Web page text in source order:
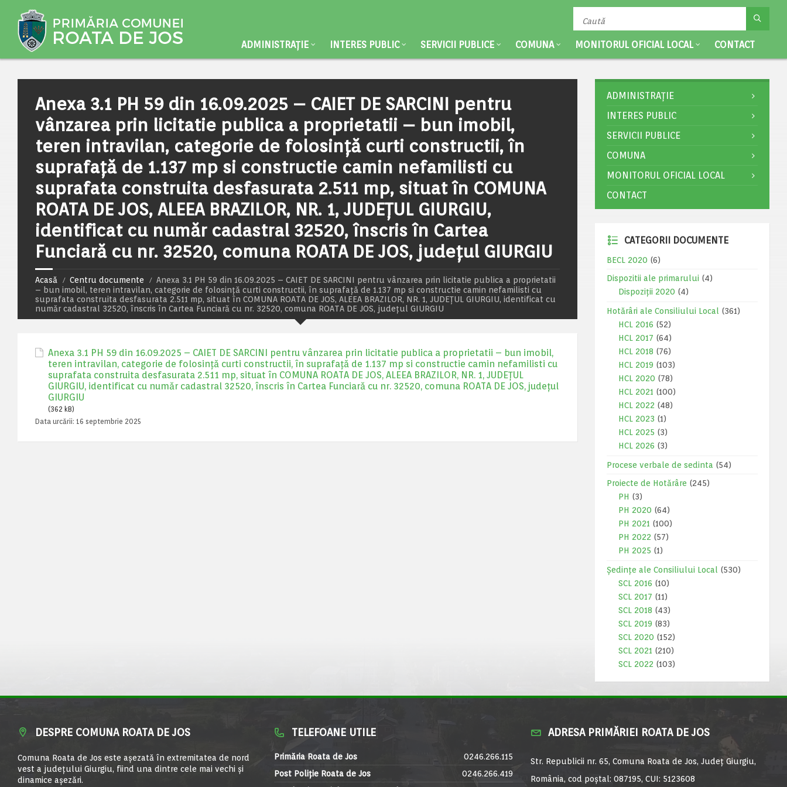
ADMINISTRAȚIE INTERES PUBLIC SERVICII PUBLICE COMUNA MONITORUL OFICIAL LOCAL CONTACT
Anexa 3.1 PH 59 din 16.09.2025 – CAIET DE SARCINI pentru
vânzarea prin licitatie publica a proprietatii – bun imobil,
teren intravilan, categorie de folosință curti constructii, în
suprafață de 1.137 mp si constructie camin nefamilisti cu
suprafata construita desfasurata 2.511 mp, situat în COMUNA
ROATA DE JOS, ALEEA BRAZILOR, NR. 1, JUDEȚUL GIURGIU,
identificat cu număr cadastral 32520, înscris în Cartea
Funciară cu nr. 32520, comuna ROATA DE JOS, județul GIURGIU
Acasă Centru documente
Anexa 3.1 PH 59 din 16.09.2025 – CAIET DE SARCINI pentru vânzarea prin licitatie publica a proprietatii
– bun imobil, teren intravilan, categorie de folosință curti constructii, în suprafață de 1.137 mp si constructie camin nefamilisti cu
suprafata construita desfasurata 2.511 mp, situat în COMUNA ROATA DE JOS, ALEEA BRAZILOR, NR. 1, JUDEȚUL GIURGIU, identificat cu
număr cadastral 32520, înscris în Cartea Funciară cu nr. 32520, comuna ROATA DE JOS, județul GIURGIU
Anexa 3.1 PH 59 din 16.09.2025 – CAIET DE SARCINI pentru vânzarea prin licitatie publica a proprietatii – bun imobil,
teren intravilan, categorie de folosință curti constructii, în suprafață de 1.137 mp si constructie camin nefamilisti cu
suprafata construita desfasurata 2.511 mp, situat în COMUNA ROATA DE JOS, ALEEA BRAZILOR, NR. 1, JUDEȚUL
GIURGIU, identificat cu număr cadastral 32520, înscris în Cartea Funciară cu nr. 32520, comuna ROATA DE JOS, județul
GIURGIU
(362 kB)
Data urcării: 16 septembrie 2025
ADMINISTRAȚIE
INTERES PUBLIC
SERVICII PUBLICE
COMUNA
MONITORUL OFICIAL LOCAL
CONTACT
CATEGORII DOCUMENTE
BECL 2020 (6)
Dispozitii ale primarului (4)
Dispoziții 2020 (4)
Hotărâri ale Consiliului Local
(361)
HCL 2016 (52)
HCL 2017 (64)
HCL 2018 (76)
HCL 2019 (103)
HCL 2020 (78)
HCL 2021 (100)
HCL 2022 (48)
HCL 2023 (1)
HCL 2025 (3)
HCL 2026 (3)
Procese verbale de sedinta (54)
Proiecte de Hotărâre (245)
PH (3)
PH 2020 (64)
PH 2021 (100)
PH 2022 (57)
PH 2025 (1)
Ședințe ale Consiliului Local
(530)
SCL 2016 (10)
SCL 2017 (11)
SCL 2018 (43)
SCL 2019 (83)
SCL 2020 (152)
SCL 2021 (210)
SCL 2022 (103)
DESPRE COMUNA ROATA DE JOS
Comuna Roata de Jos este aşezată în extremitatea de nord
vest a judeţului Giurgiu, fiind una dintre cele mai vechi şi
dinamice aşezări.
TELEFOANE UTILE
Primăria Roata de Jos
0246.266.115
Post Poliție Roata de Jos
0246.266.419
ADRESA PRIMĂRIEI ROATA DE JOS
Str. Republicii nr. 65, Comuna Roata de Jos, Județ Giurgiu,
România, cod poștal: 087195, CUI: 5123608